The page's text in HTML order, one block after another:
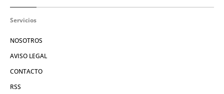
Servicios
NOSOTROS
AVISO LEGAL
CONTACTO
RSS